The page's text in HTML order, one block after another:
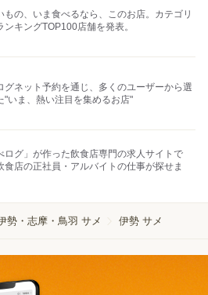
もの、いま食べるなら、このお店。カテゴリ
ンキングTOP100店舗を発表。
グネット予約を通じ、多くのユーザーから選
"いま、熱い注目を集めるお店"
ログ」が作った飲食店専門の求人サイトで
食店の正社員・アルバイトの仕事が探せま
勢・志摩・鳥羽 サメ 伊勢 サメ